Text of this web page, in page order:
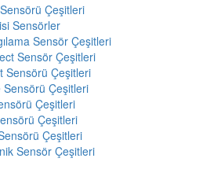
Sensörü Çeşitleri
Sensörler
Sensör Çeşitleri
Sensör Çeşitleri
Sensörü Çeşitleri
Sensörü Çeşitleri
Çeşitleri
Çeşitleri
Çeşitleri
Sensör Çeşitleri